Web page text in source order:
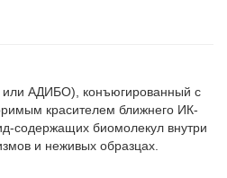
АДИБО), конъюгированный с
красителем ближнего ИК-
содержащих биомолекул внутри
и неживых образцах.